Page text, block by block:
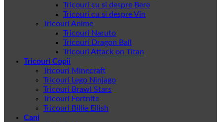
Tricouri cu si despre Bere
Tricouri cu si despre Vin
Tricouri Anime
Tricouri Naruto
Tricouri Dragon Ball
Tricouri Attack on Titan
Tricouri Copii
Tricouri Minecraft
Tricouri Lego Ninjago
Tricouri Brawl Stars
Tricouri Fortnite
Tricouri Billie Eilish
Cani